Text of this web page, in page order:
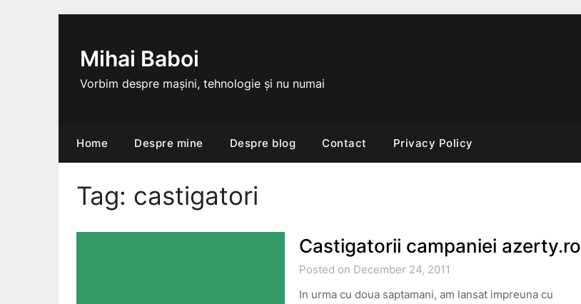
Mihai Baboi
Vorbim despre mașini, tehnologie și nu numai
Home Despre mine Despre blog Contact Privacy Policy
Tag: castigatori
Castigatorii campaniei azerty.ro
Posted on December 24, 2011
In urma cu doua saptamani, am lansat impreuna cu